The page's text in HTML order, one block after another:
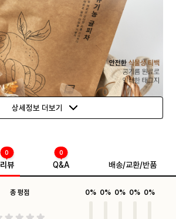
상세정보 더보기
리뷰
0
Q&A
0
배송/교환/반품
총 평점 0% 0% 0% 0% 0%